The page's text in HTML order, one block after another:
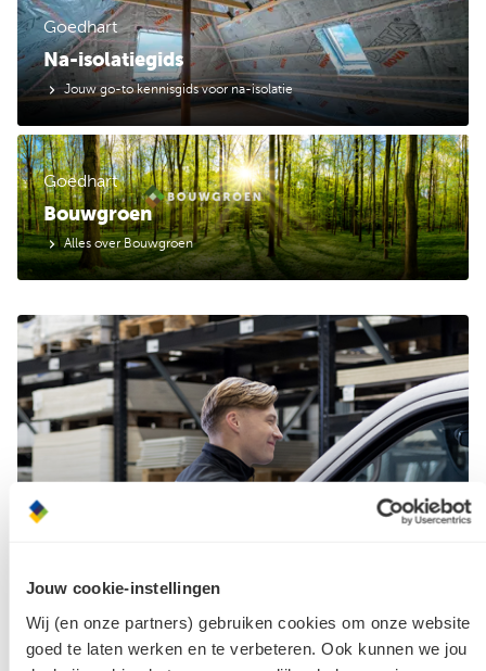
Jouw cookie-instellingen
Wij (en onze partners) gebruiken cookies om onze website
goed te laten werken en te verbeteren. Ook kunnen we jou
Na-isolatiegids
Goedhart
Jouw go-to kennisgids voor na-isolatie
Bouwgroen
Goedhart
Alles over Bouwgroen
Heb je ook een passie voor bouwmaterialen?
Bouwcenter Goedhart
Altijd een rol die bij jou past!